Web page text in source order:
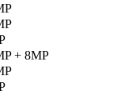
+ 8MP